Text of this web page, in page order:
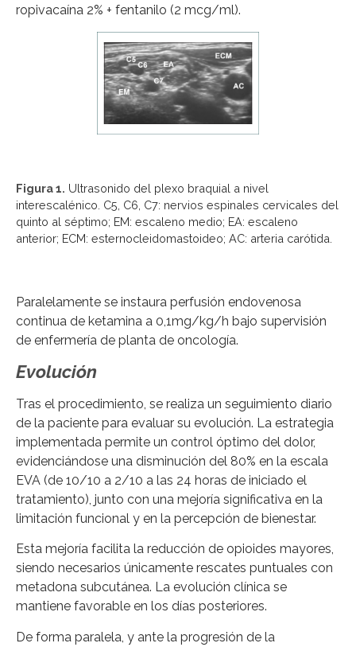
ropivacaína 2% + fentanilo (2 mcg/ml).
Figura 1. Ultrasonido del plexo braquial a nivel
interescalénico. C5, C6, C7: nervios espinales cervicales del
quinto al séptimo; EM: escaleno medio; EA: escaleno
anterior; ECM: esternocleidomastoideo; AC: arteria carótida.
Paralelamente se instaura perfusión endovenosa
continua de ketamina a 0,1mg/kg/h bajo supervisión
de enfermería de planta de oncología.
Evolución
Tras el procedimiento, se realiza un seguimiento diario
de la paciente para evaluar su evolución. La estrategia
implementada permite un control óptimo del dolor,
evidenciándose una disminución del 80% en la escala
EVA (de 10/10 a 2/10 a las 24 horas de iniciado el
tratamiento), junto con una mejoría significativa en la
limitación funcional y en la percepción de bienestar.
Esta mejoría facilita la reducción de opioides mayores,
siendo necesarios únicamente rescates puntuales con
metadona subcutánea. La evolución clínica se
mantiene favorable en los días posteriores.
De forma paralela, y ante la progresión de la